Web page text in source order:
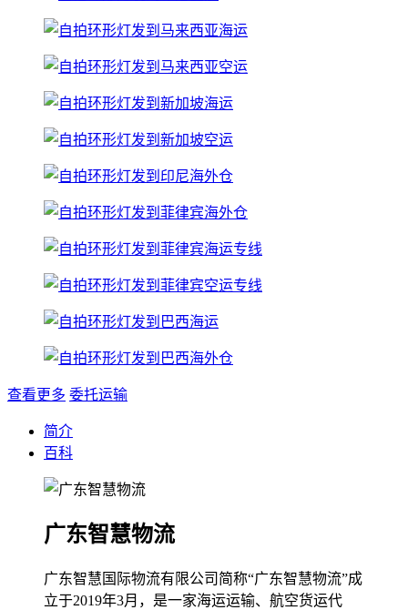
查看更多 委托运输
简介
百科
广东智慧物流
广东智慧国际物流有限公司简称“广东智慧物流”成
立于2019年3月，是一家海运运输、航空货运代